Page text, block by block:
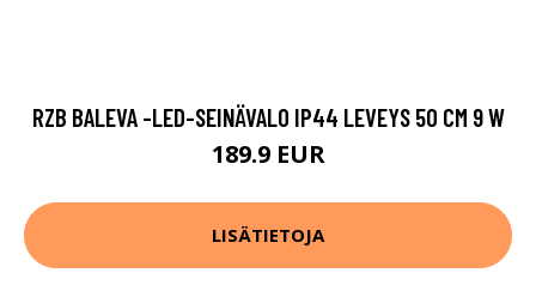
RZB BALEVA -LED-SEINÄVALO IP44 LEVEYS 50 CM 9 W
189.9 EUR
LISÄTIETOJA